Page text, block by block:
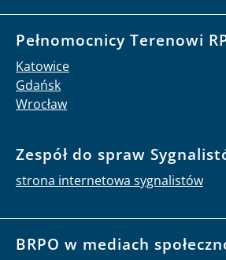
Pełnomocnicy Terenowi
Katowice
Gdańsk
Wrocław
Zespół do spraw
strona internetowa sygnalistów
BRPO w mediach